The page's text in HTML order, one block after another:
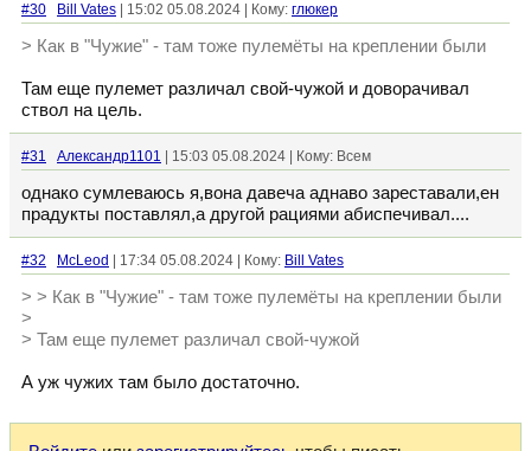
#30 Bill Vates | 15:02 05.08.2024 | Кому: глюкер
> Как в "Чужие" - там тоже пулемёты на креплении были
Там еще пулемет различал свой-чужой и доворачивал
ствол на цель.
#31 Александр1101 | 15:03 05.08.2024 | Кому: Всем
однако сумлеваюсь я,вона давеча аднаво зареставали,ен
прадукты поставлял,а другой рациями абиспечивал....
#32 McLeod | 17:34 05.08.2024 | Кому: Bill Vates
> > Как в "Чужие" - там тоже пулемёты на креплении были
>
> Там еще пулемет различал свой-чужой
А уж чужих там было достаточно.